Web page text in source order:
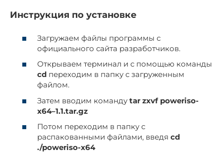
Инструкция по установке
Загружаем файлы программы с
официального сайта разработчиков.
Открываем терминал и с помощью команды
cd переходим в папку с загруженным
файлом.
Затем вводим команду tar zxvf poweriso-
x64–1.1.tar.gz
Потом переходим в папку с
распакованными файлами, введя cd
./poweriso-x64